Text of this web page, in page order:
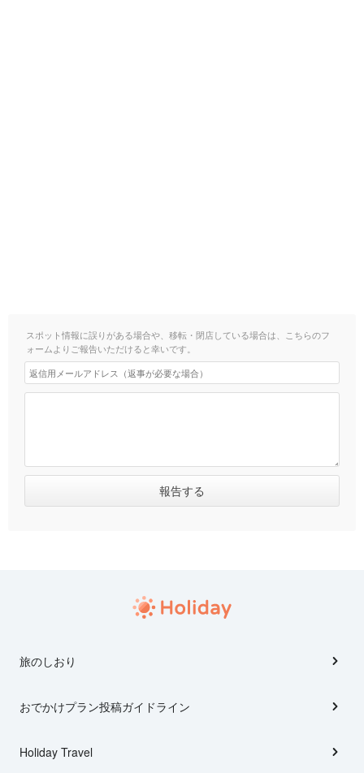
スポット情報に誤りがある場合や、移転・閉店している場合は、こちらのフ
ォームよりご報告いただけると幸いです。
旅のしおり
おでかけプラン投稿ガイドライン
Holiday Travel